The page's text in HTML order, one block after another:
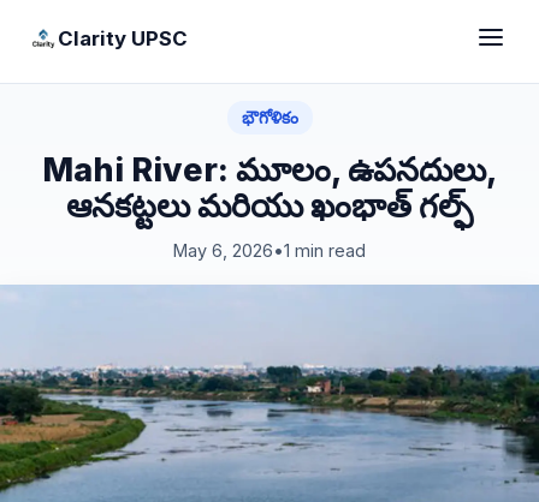
Clarity UPSC
భౌగోళికం
Mahi River: మూలం, ఉపనదులు,
ఆనకట్టలు మరియు ఖంభాత్ గల్ఫ్
May 6, 2026•1 min read